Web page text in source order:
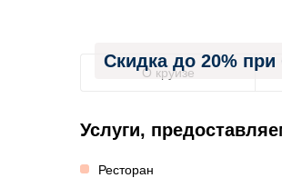
Скидка до 20%
О круизе
Услуги,
Ресторан